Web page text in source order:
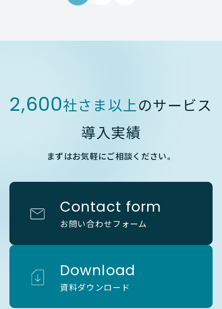
2,600社さま以上のサービス
導入実績
まずはお気軽にご相談ください。
Contact form
お問い合わせフォーム
Download
資料ダウンロード